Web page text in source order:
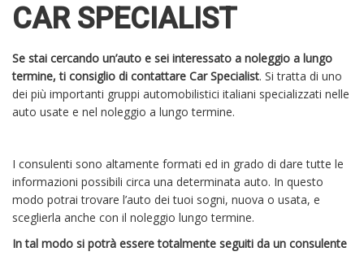
CAR SPECIALIST
Se stai cercando un’auto e sei interessato a noleggio a lungo
termine, ti consiglio di contattare Car Specialist. Si tratta di uno
dei più importanti gruppi automobilistici italiani specializzati nelle
auto usate e nel noleggio a lungo termine.
I consulenti sono altamente formati ed in grado di dare tutte le
informazioni possibili circa una determinata auto. In questo
modo potrai trovare l’auto dei tuoi sogni, nuova o usata, e
sceglierla anche con il noleggio lungo termine.
In tal modo si potrà essere totalmente seguiti da un consulente